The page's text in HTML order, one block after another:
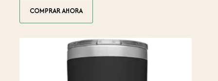
COMPRAR AHORA